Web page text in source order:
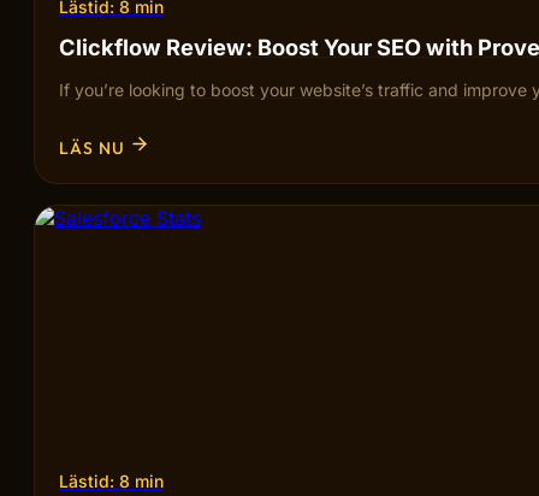
Lästid: 8 min
Clickflow Review: Boost Your SEO with
If you’re looking to boost your website’s traffic and
LÄS NU
Lästid: 8 min